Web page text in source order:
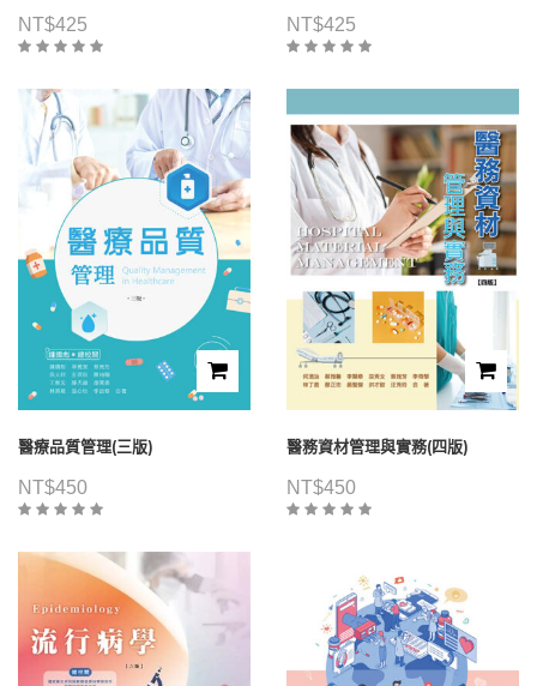
NT$425 NT$425
醫療品質管理(三版)
NT$450
醫務資材管理與實務(四版)
NT$450